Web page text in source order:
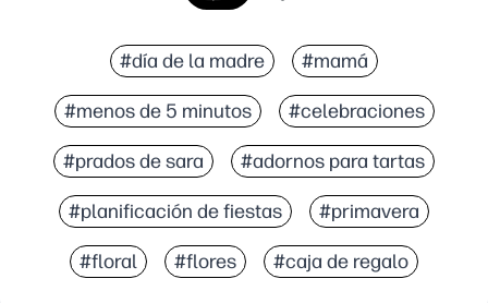
#día de la madre #mamá
#menos de 5 minutos #celebraciones
#prados de sara #adornos para tartas
#planificación de fiestas #primavera
#floral #flores #caja de regalo